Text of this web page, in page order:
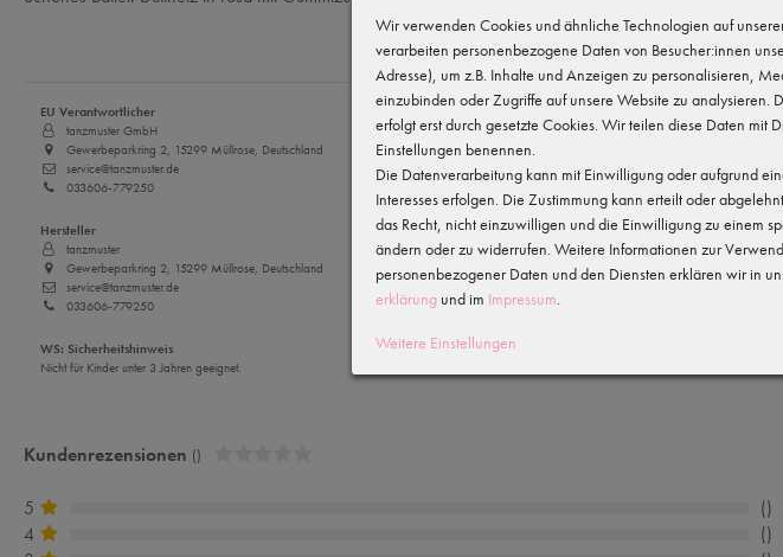
EU Verantwortlicher
tanzmuster GmbH
Gewerbeparkring 2, 15299 Müllrose, Deutschland
service@tanzmuster.de
033606-779250
Hersteller
tanzmuster
Gewerbeparkring 2, 15299 Müllrose, Deutschland
service@tanzmuster.de
033606-779250
WS: Sicherheitshinweis
Nicht für Kinder unter 3 Jahren geeignet.
Kundenrezensionen ()
5
4
Wir verwenden Cookies und ähnliche Technologien auf
verarbeiten personenbezogene Daten von Besucher:innen
Adresse), um z.B. Inhalte und Anzeigen zu personalisieren,
einzubinden oder Zugriffe auf unsere Website zu analysieren.
erfolgt erst durch gesetzte Cookies. Wir teilen diese Daten mit
Einstellungen benennen.
Die Datenverarbeitung kann mit Einwilligung oder aufgrund
Interesses erfolgen. Die Zustimmung kann erteilt oder
das Recht, nicht einzuwilligen und die Einwilligung zu einem
ändern oder zu widerrufen. Weitere Informationen zur
personenbezogener Daten und den Diensten erklären wir in
erklärung und im Impressum.
Weitere Einstellungen